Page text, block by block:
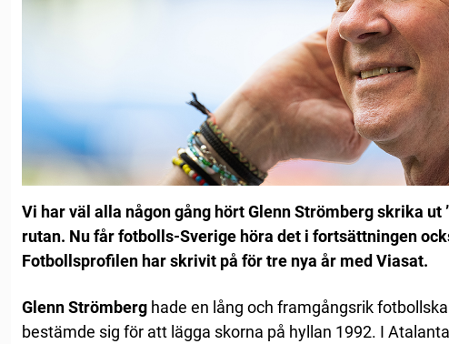
Vi har väl alla någon gång hört Glenn Strömberg skrika ut
rutan. Nu får fotbolls-Sverige höra det i fortsättningen
Fotbollsprofilen har skrivit på för tre nya år med Viasat.
Glenn Strömberg hade en lång och framgångsrik
bestämde sig för att lägga skorna på hyllan 1992. I